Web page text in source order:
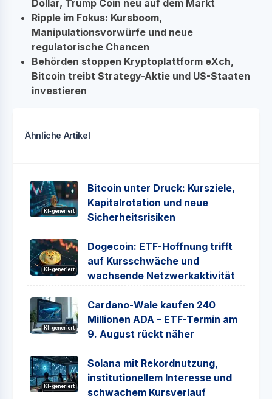
Dollar, Trump Coin neu auf dem Markt
Ripple im Fokus: Kursboom,
Manipulationsvorwürfe und neue
regulatorische Chancen
Behörden stoppen Kryptoplattform eXch,
Bitcoin treibt Strategy-Aktie und US-Staaten
investieren
Ähnliche Artikel
KI-generiert
Bitcoin unter Druck: Kursziele,
Kapitalrotation und neue
Sicherheitsrisiken
KI-generiert
Dogecoin: ETF-Hoffnung trifft
auf Kursschwäche und
wachsende Netzwerkaktivität
KI-generiert
Cardano-Wale kaufen 240
Millionen ADA – ETF-Termin am
9. August rückt näher
KI-generiert
Solana mit Rekordnutzung,
institutionellem Interesse und
schwachem Kursverlauf